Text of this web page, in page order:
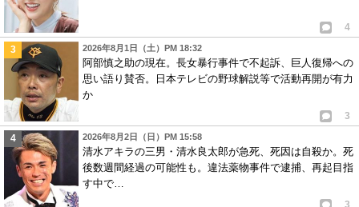
4
2026年8月1日（土）PM 18:32
阿部慎之助の現在。長女暴行事件で不起訴、巨人復帰への
思い語り賛否。日本テレビの野球解説等で活動再開が有力
か
3
2026年8月2日（日）PM 15:58
清水アキラの三男・清水良太郎が急死、死因は自殺か。死
後数週間経過の可能性も。違法薬物事件で逮捕、再起目指
す中で…
3